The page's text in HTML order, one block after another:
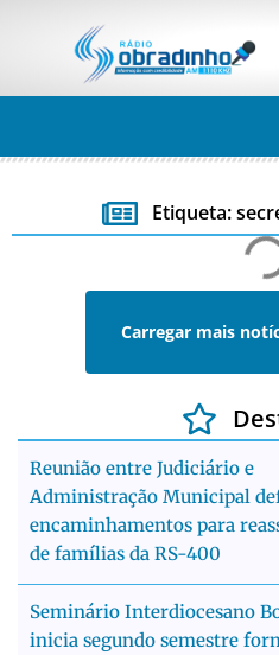
Etiqueta:
Carregar mais
Reunião entre Judiciário e
Administração Municipal
encaminhamentos para
de famílias da RS-400
Seminário Interdiocesano
inicia segundo semestre